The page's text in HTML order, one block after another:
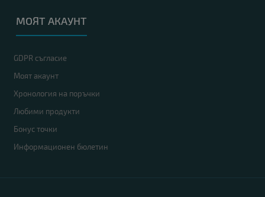
МОЯТ АКАУНТ
GDPR съгласие
Моят акаунт
Хронология на поръчки
Любими продукти
Бонус точки
Информационен бюлетин